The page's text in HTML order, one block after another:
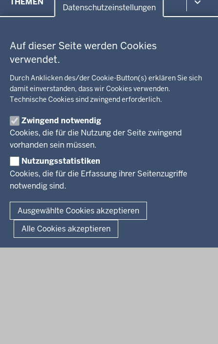
Datenschutzeinstellungen
Auf dieser Seite werden Cookies
verwendet.
Durch Anklicken des/der Cookie-Button(s) erklären Sie sich
damit einverstanden, dass wir Cookies verwenden.
Technische Cookies sind zwingend erforderlich.
Zwingend notwendig
Cookies, die für die Nutzung der Seite zwingend
vorhanden sein müssen.
Nutzungsstatistiken
Cookies, die für die Erfassung ihrer Seitenzugriffe
notwendig sind.
Ausgewählte Cookies akzeptieren
Alle Cookies akzeptieren
der
Kommunalaufsicht, Planung, Verkehr
Energie, Bergbau
Recht, Ordnung
Integration, Migration
Behördenleitung
Regierungsbezirk
KARRIERE
Stellenausschreibungen
Aktuelle Ausbildungsstellen und Praktika
Pressestelle
Social Media
BEKANNTMACHUNGEN
Amtsblatt
© 2026 Bezirksregierung Arnsberg
Fußzeile
Impressum Datenschutz Barrierefreiheit
Kurzlink zu dieser Seite